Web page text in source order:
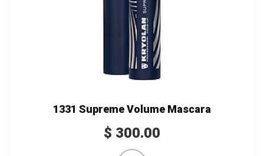
1331 Supreme Volume Mascara
$ 300.00